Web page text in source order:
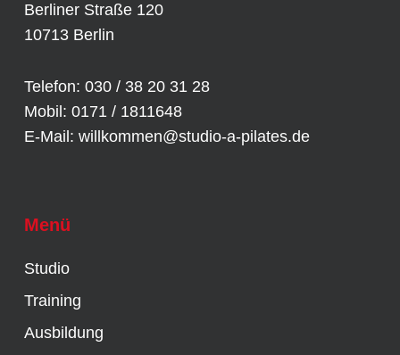
Berliner Straße 120
10713 Berlin
Telefon: 030 / 38 20 31 28
Mobil: 0171 / 1811648
E-Mail: willkommen@studio-a-pilates.de
Menü
Studio
Training
Ausbildung